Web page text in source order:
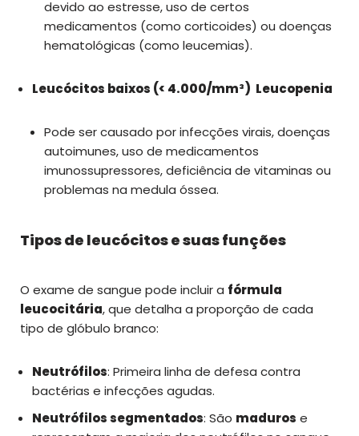
devido ao estresse, uso de certos
medicamentos (como corticoides) ou doenças
hematológicas (como leucemias).
Leucócitos baixos (< 4.000/mm³) Leucopenia
Pode ser causado por infecções virais, doenças
autoimunes, uso de medicamentos
imunossupressores, deficiência de vitaminas ou
problemas na medula óssea.
Tipos de leucócitos e suas funções
O exame de sangue pode incluir a fórmula
leucocitária, que detalha a proporção de cada
tipo de glóbulo branco:
Neutrófilos: Primeira linha de defesa contra
bactérias e infecções agudas.
Neutrófilos segmentados: São maduros e